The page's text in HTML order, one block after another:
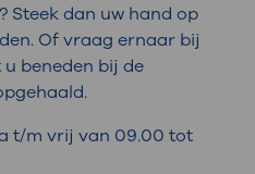
Steek dan uw hand op
Of vraag ernaar bij
beneden bij de
t/m vrij van 09.00 tot